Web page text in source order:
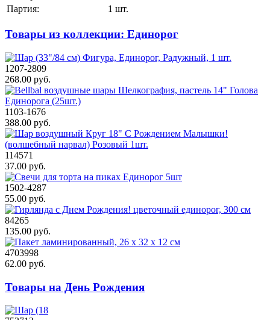
Партия:
1 шт.
Товары из коллекции: Единорог
1207-2809
268.00 руб.
1103-1676
388.00 руб.
114571
37.00 руб.
1502-4287
55.00 руб.
84265
135.00 руб.
4703998
62.00 руб.
Товары на День Рождения